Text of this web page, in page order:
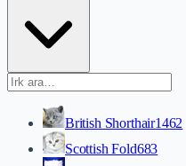
British Shorthair1462
Scottish Fold683